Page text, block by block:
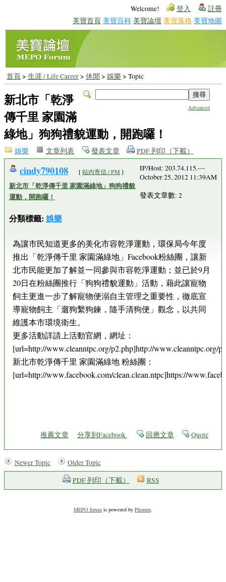
Welcome! 登入 註冊
美寶首頁 美寶百科 美寶論壇 美寶落格 美寶地圖
首頁> 生涯 / Life Career> 休閒 > 娛樂 > Topic
Advanced
新北市「乾淨
傳千里 家園滿
綠地」狗狗禮貌運動，開跑囉！
娛樂 文章列表 發表文章 PDF 列印（下載）
cindy790108 [站內寄信 / PM ]
新北市「乾淨傳千里 家園滿綠地」狗狗禮貌
運動，開跑囉！
分類標籤: 娛樂
IP/Host: 203.74.115.---
October 25, 2012 11:39AM
發表文章數: 2
為讓市民知道更多的美化市容乾淨運動，環保局今年度
推出「乾淨傳千里 家園滿綠地」Facebook粉絲團，讓新
北市民能更加了解並一同參與市容乾淨運動；並已於9月
20日在粉絲團推行「狗狗禮貌運動」活動，藉此讓寵物
飼主更進一步了解寵物便溺自主管理之重要性，徹底宣
導寵物飼主「遛狗繫狗鍊，隨手清狗便」觀念，以共同
維護本市環境衛生。
更多活動詳請上活動官網，網址：
[url=http://www.cleanntpc.org/p2.php]http://www.cleanntpc.org/
新北市乾淨傳千里 家園滿綠地 粉絲團：
[url=http://www.facebook.com/clean.clean.ntpc]https://
推薦文章 分享到Facebook 回應文章 Quote
Newer Topic
Older Topic
PDF 列印（下載）
RSS
MEPO forum is powered by Phorum.